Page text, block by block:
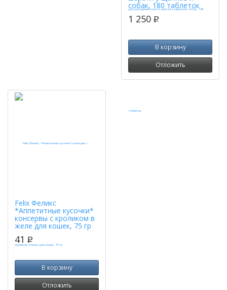
собак, 180 таблеток
1 250 p
В корзину
Отложить
Felix Феликс
*Аппетитные кусочки*
консервы с кроликом в
желе для кошек, 75 гр
41 p
В корзину
Отложить